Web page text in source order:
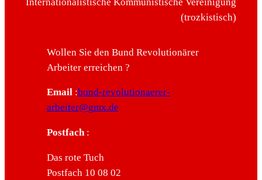
(trozkistisch)
Wollen Sie den Bund Revolutionärer
Arbeiter erreichen ?
Email:bund-revolutionaerer-
arbeiter@gmx.de
Postfach:
Das rote Tuch
Postfach 10 08 02